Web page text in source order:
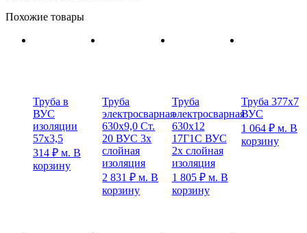
Похожие товары
Труба в
ВУС
изоляции
57х3,5
314 ₽ м. В
корзину
Труба
электросварная
630х9,0 Ст.
20 ВУС 3х
слойная
изоляция
2 831₽ м. В
корзину
Труба
электросварная
630х12
17Г1С ВУС
2х слойная
изоляция
1 805 ₽ м. В
корзину
Труба 377х7
ВУС
1 064 ₽ м. В
корзину